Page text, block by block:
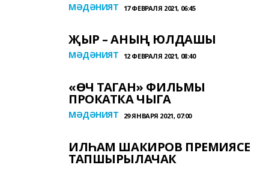
МӘДӘНИЯТ 17 ФЕВРАЛЯ 2021, 06:45
ҖЫР – АНЫҢ ЮЛДАШЫ
МӘДӘНИЯТ 12 ФЕВРАЛЯ 2021, 08:40
«ӨЧ ТАГАН» ФИЛЬМЫ
ПРОКАТКА ЧЫГА
МӘДӘНИЯТ 29 ЯНВАРЯ 2021, 07:00
ИЛҺАМ ШАКИРОВ ПРЕМИЯСЕ
ТАПШЫРЫЛАЧАК